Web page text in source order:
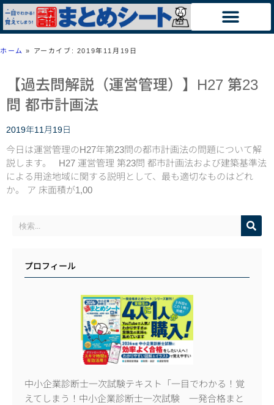
ホーム » アーカイブ: 2019年11月19日
【過去問解説（運営管理）】H27 第23
問 都市計画法
2019年11月19日
今日は運営管理のH27年第23問の都市計画法の問題について解
説します。 H27 運営管理 第23問 都市計画法および建築基準法
による用途地域に関する説明として、最も適切なものはどれ
か。 ア 床面積が1,00
プロフィール
中小企業診断士一次試験テキスト「一目でわかる！覚
えてしまう！中小企業診断士一次試験 一発合格まと